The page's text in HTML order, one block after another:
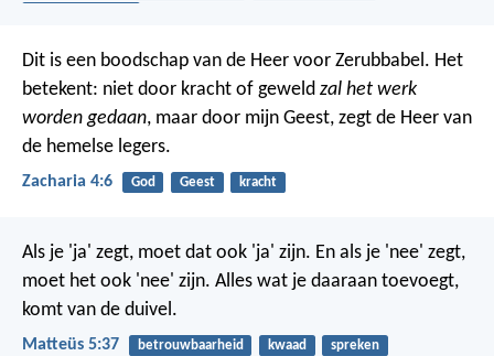
Dit is een boodschap van de Heer voor Zerubbabel. Het
betekent: niet door kracht of geweld zal het werk
worden gedaan, maar door mijn Geest, zegt de Heer van
de hemelse legers.
Zacharia 4:6 God Geest kracht
Als je 'ja' zegt, moet dat ook 'ja' zijn. En als je 'nee' zegt,
moet het ook 'nee' zijn. Alles wat je daaraan toevoegt,
komt van de duivel.
Matteüs 5:37 betrouwbaarheid kwaad spreken